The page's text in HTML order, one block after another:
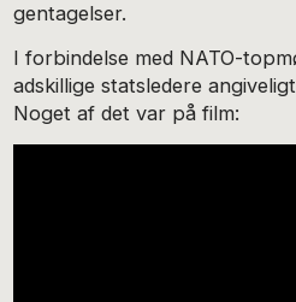
gentagelser.
I forbindelse med NATO-
adskillige statsledere
Noget af det var på film: